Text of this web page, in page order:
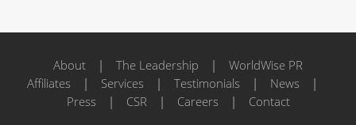
About | The Leadership | WorldWise PR
Affiliates | Services | Testimonials | News |
Press | CSR | Careers | Contact